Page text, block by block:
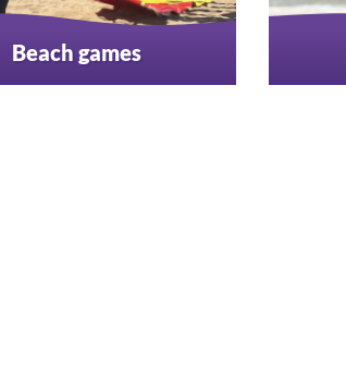
Beach games